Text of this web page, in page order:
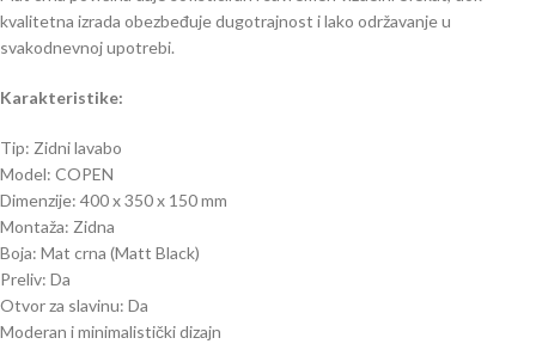
kvalitetna izrada obezbeđuje dugotrajnost i lako održavanje u
svakodnevnoj upotrebi.
Karakteristike:
Tip: Zidni lavabo
Model: COPEN
Dimenzije: 400 x 350 x 150 mm
Montaža: Zidna
Boja: Mat crna (Matt Black)
Preliv: Da
Otvor za slavinu: Da
Moderan i minimalistički dizajn